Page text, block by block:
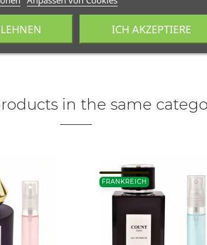
in the same
FRANKREICH
ICH AKZEPTIERE